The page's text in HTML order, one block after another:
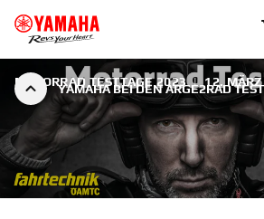
YAMAHA BEI DEN ARGE2RAD
MOTORRAD TESTTAGE 2023 | 12.